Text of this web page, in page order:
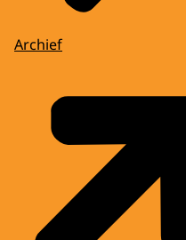
Archief